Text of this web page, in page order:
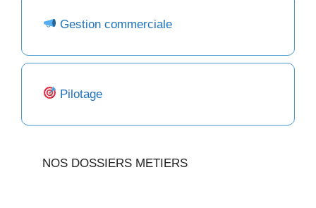
Gestion commerciale
Pilotage
NOS DOSSIERS METIERS